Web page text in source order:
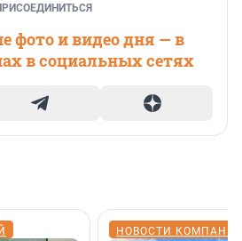
фото и видео дня — в
в социальных сетях
НОВОСТИ